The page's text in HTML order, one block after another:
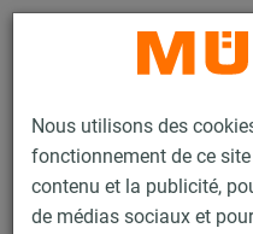
Nous utilisons des
fonctionnement de ce
contenu et la publicité,
de médias sociaux et